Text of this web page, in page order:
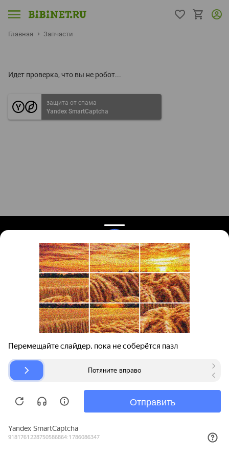
Главная Запчасти
Идет проверка, что вы не робот...
защита от спама
Yandex SmartCaptcha
Поиск запчастей
Для автокомпаний
Авторазборки
О проекте
Помощь
Карта сайта
© bibinet.ru - система поиска запчастей,
Copyright 2010-2026 Все права защищены